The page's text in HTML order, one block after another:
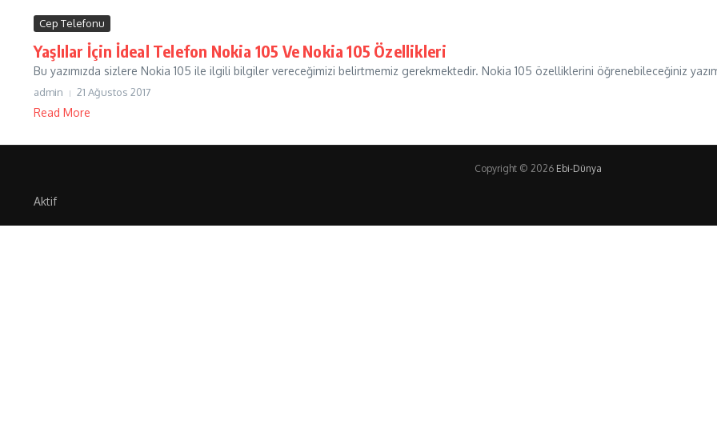
Cep Telefonu
Yaşlılar İçin İdeal Telefon Nokia 105 Ve Nokia 105 Özellikleri
Bu yazımızda sizlere Nokia 105 ile ilgili bilgiler vereceğimizi belirtmemiz gerekmektedir. Nokia 105 özelliklerini öğrenebileceğiniz
admin 21 Ağustos 2017
Read More
Copyright © 2026 Ebi-Dünya
Aktif